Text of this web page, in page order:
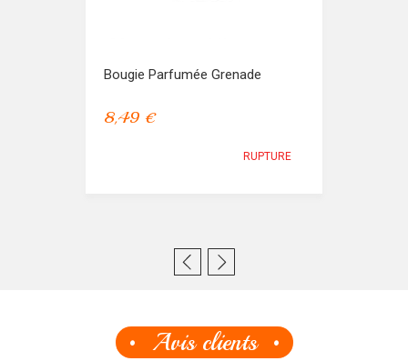
Bougie Parfumée Grenade
8,49 €
RUPTURE
Avis clients